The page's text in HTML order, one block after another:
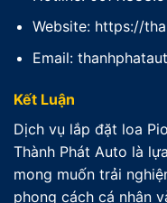
Website: https://
Email:
Kết Luận
Dịch vụ lắp đặt loa
Thành Phát Auto là
mong muốn trải
phong cách cá nhân